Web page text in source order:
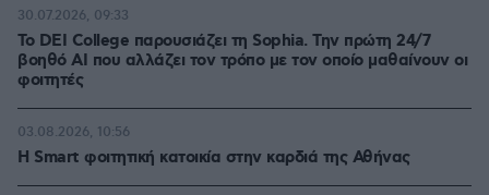
Το DEI College παρουσιάζει τη Sophia. Την πρώτη 24/7
βοηθό AI που αλλάζει τον τρόπο με τον οποίο μαθαίνουν οι
φοιτητές
30.07.2026, 09:33
Η Smart φοιτητική κατοικία στην καρδιά της Αθήνας
03.08.2026, 10:56